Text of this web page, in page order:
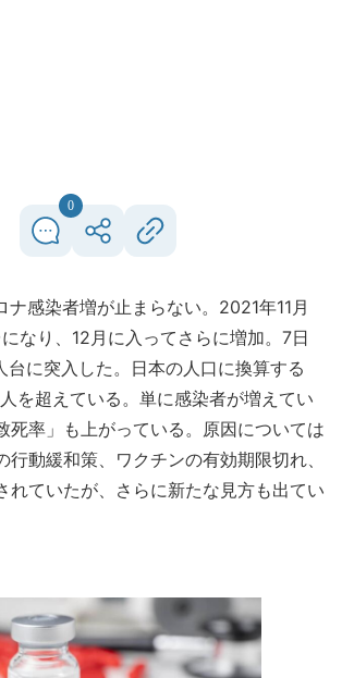
0
感染者増が止まらない。2021年11月
なり、12月に入ってさらに増加。7日
台に突入した。日本の人口に換算する
を超えている。単に感染者が増えてい
死率」も上がっている。原因については
行動緩和策、ワクチンの有効期限切れ、
れていたが、さらに新たな見方も出てい